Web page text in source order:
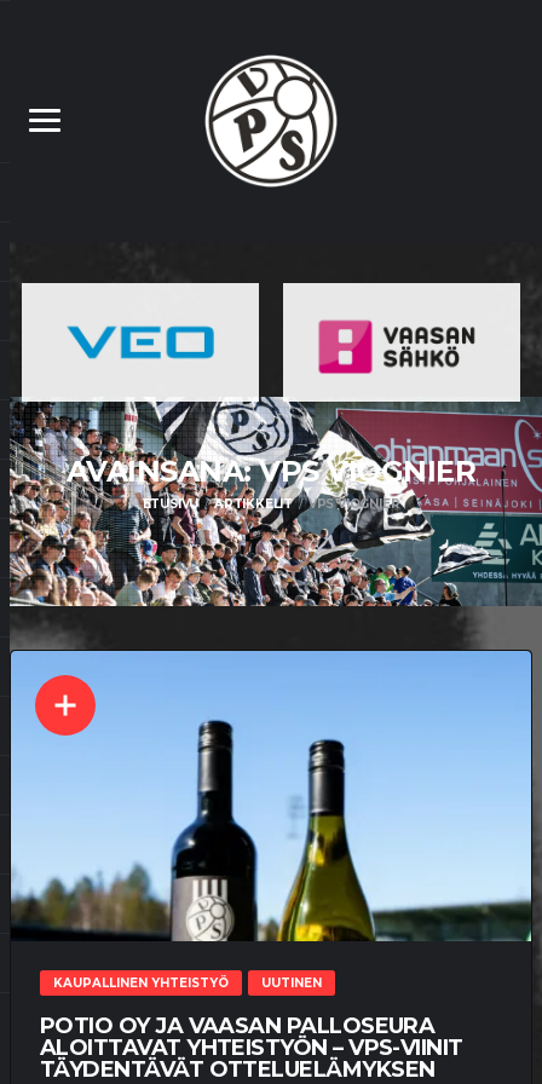
AVAINSANA: VPSVIOGNIER
ETUSIVU ARTIKKELIT VPS VIOGNIER
KAUPALLINEN YHTEISTYÖ UUTINEN
POTIO OY JA VAASAN PALLOSEURA
ALOITTAVAT YHTEISTYÖN – VPS-VIINIT
TÄYDENTÄVÄT OTTELUELÄMYKSEN